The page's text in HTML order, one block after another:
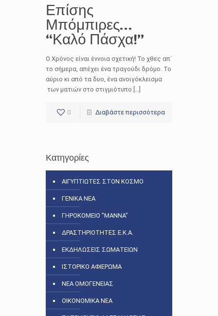
Επίσης
Μπόμπιρες…
“Καλό Πάσχα!”
Ο Χρόνος είναι έννοια σχετική! Το χθες απ΄
το σήμερα, απέχει ένα τραγούδι δρόμο. Το
αύριο κι από τα δυο, ένα ανοιγόκλεισμα
των ματιών στο στιγμιότυπο […]
0 Διαβάστε περισσότερα
Κατηγορίες
ΑΙΓΥΠΤΙΩΤΕΣ ΣΤΟΝ ΚΟΣΜΟ
ΓΕΝΙΚΑ ΝΕΑ
ΓΗΡΟΚΟΜΕΙΟ "ΜΑΝΝΑ"
ΔΡΑΣΤΗΡΙΟΤΗΤΕΣ Ε.Κ.Α.
ΕΚΔΗΛΩΣΕΙΣ ΣΩΜΑΤΕΙΩΝ
ΙΣΤΟΡΙΚΟ ΑΦΙΕΡΩΜΑ
ΝΕΑ ΟΜΟΓΕΝΕΙΑΣ
ΟΙΚΟΝΟΜΙΚΑ ΝΕΑ